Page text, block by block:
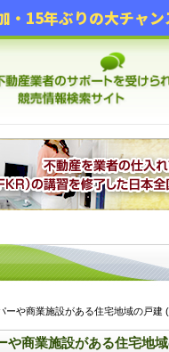
や商業施設がある住宅地域の戸建
や商業施設がある住宅地